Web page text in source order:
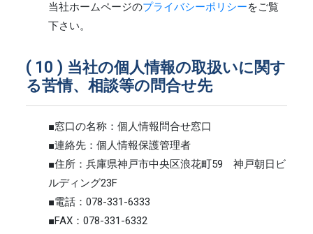
当社ホームページのプライバシーポリシーをご覧
下さい。
当社の個人情報の取扱いに関す
る苦情、相談等の問合せ先
■窓口の名称：個人情報問合せ窓口
■連絡先：個人情報保護管理者
■住所：兵庫県神戸市中央区浪花町59 神戸朝日ビ
ルディング23F
■電話：078-331-6333
■FAX：078-331-6332